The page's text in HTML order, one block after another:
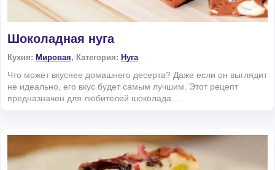
Шоколадная нуга
Кухня: Мировая, Категория: Нуга
Что может вкуснее домашнего десерта? Даже если он выглядит
не идеально, его вкус будет самым лучшим. Этот рецепт
предназначен для любителей шоколада....